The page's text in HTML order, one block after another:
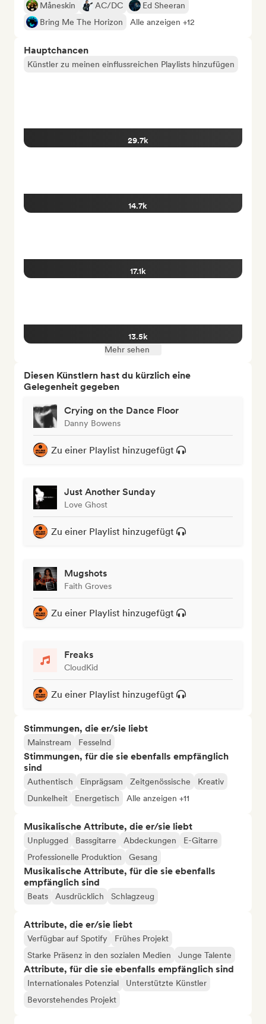
Måneskin
AC/DC
Ed Sheeran
Bring Me The Horizon
Alle anzeigen +12
Hauptchancen
Künstler zu meinen einflussreichen Playlists hinzufügen
29.7k
14.7k
17.1k
13.5k
Mehr sehen
Diesen Künstlern hast du kürzlich eine
Gelegenheit gegeben
Crying on the Dance Floor
Danny Bowens
Zu einer Playlist hinzugefügt
Just Another Sunday
Love Ghost
Zu einer Playlist hinzugefügt
Mugshots
Faith Groves
Zu einer Playlist hinzugefügt
Freaks
CloudKid
Zu einer Playlist hinzugefügt
Stimmungen, die er/sie liebt
Mainstream Fesselnd
Stimmungen, für die sie ebenfalls empfänglich
sind
Authentisch Einprägsam Zeitgenössische
Kreativ
Dunkelheit
Energetisch Alle anzeigen +11
Musikalische Attribute, die er/sie liebt
Unplugged Bassgitarre Abdeckungen
E-Gitarre
Professionelle Produktion
Gesang
Musikalische Attribute, für die sie ebenfalls
empfänglich sind
Beats Ausdrücklich Schlagzeug
Attribute, die er/sie liebt
Verfügbar auf Spotify
Frühes Projekt
Starke Präsenz in den sozialen Medien
Junge Talente
Attribute, für die sie ebenfalls empfänglich sind
Internationales Potenzial
Unterstützte Künstler
Bevorstehendes Projekt